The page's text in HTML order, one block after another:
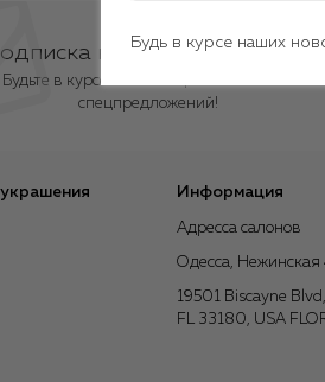
Будь в курсе наших
на новости
Будьте в курсе новых акций и
спецпредложений!
Информация
Адресса салонов
Одесса, Нежинская
19501 Biscayne
FL 33180, USA